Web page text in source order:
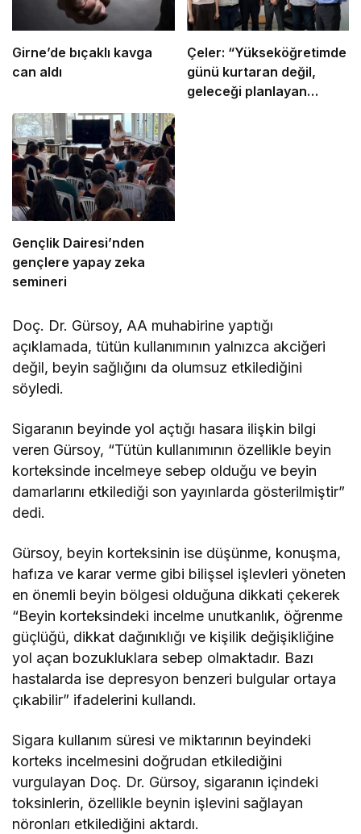
Girne’de bıçaklı kavga
can aldı
Çeler: “Yükseköğretimde
günü kurtaran değil,
geleceği planlayan
Gençlik Dairesi’nden
gençlere yapay zeka
semineri
Doç. Dr. Gürsoy, AA muhabirine yaptığı
açıklamada, tütün kullanımının yalnızca akciğeri
değil, beyin sağlığını da olumsuz etkilediğini
söyledi.
Sigaranın beyinde yol açtığı hasara ilişkin bilgi
veren Gürsoy, “Tütün kullanımının özellikle beyin
korteksinde incelmeye sebep olduğu ve beyin
damarlarını etkilediği son yayınlarda gösterilmiştir”
dedi.
Gürsoy, beyin korteksinin ise düşünme, konuşma,
hafıza ve karar verme gibi bilişsel işlevleri yöneten
en önemli beyin bölgesi olduğuna dikkati çekerek
“Beyin korteksindeki incelme unutkanlık, öğrenme
güçlüğü, dikkat dağınıklığı ve kişilik değişikliğine
yol açan bozukluklara sebep olmaktadır. Bazı
hastalarda ise depresyon benzeri bulgular ortaya
çıkabilir” ifadelerini kullandı.
Sigara kullanım süresi ve miktarının beyindeki
korteks incelmesini doğrudan etkilediğini
vurgulayan Doç. Dr. Gürsoy, sigaranın içindeki
toksinlerin, özellikle beynin işlevini sağlayan
nöronları etkilediğini aktardı.